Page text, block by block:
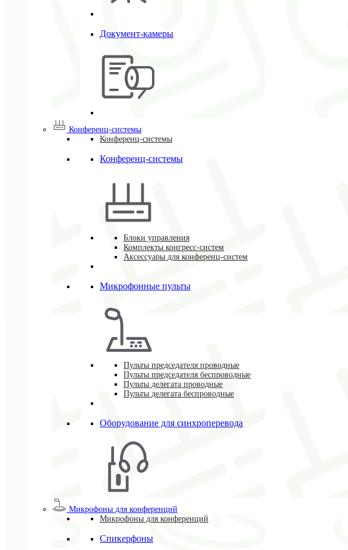
Документ-камеры
Конференц-системы
Конференц-системы
Конференц-системы
Блоки управления
Комплекты конгресс-систем
Аксессуары для конференц-систем
Микрофонные пульты
Пульты председателя проводные
Пульты председателя беспроводные
Пульты делегата проводные
Пульты делегата беспроводные
Оборудование для синхроперевода
Микрофоны для конференций
Микрофоны для конференций
Спикерфоны